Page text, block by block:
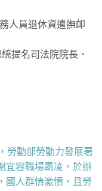
人員退休資遣撫卹
提名司法院院長、
勞動部勞動力發展署
宜容職場霸凌，於辦
國人群情激憤，且勞